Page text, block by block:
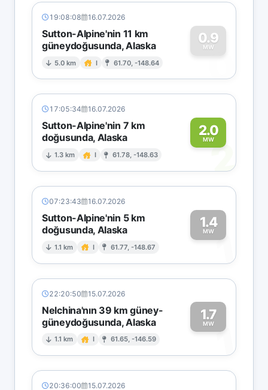
19:08:08 16.07.2026
Sutton-Alpine'nin 11 km
güneydoğusunda, Alaska
5.0 km I 61.70, -148.64
0.9
MW
0
17:05:34 16.07.2026
Sutton-Alpine'nin 7 km
doğusunda, Alaska
1.3 km I 61.78, -148.63
2.0
MW2
07:23:43 16.07.2026
Sutton-Alpine'nin 5 km
doğusunda, Alaska
1.1 km I 61.77, -148.67
1.4
MW1
22:20:50 15.07.2026
Nelchina'nın 39 km güney-
güneydoğusunda, Alaska
1.1 km I 61.65, -146.59
1.7
MW1
20:36:00 15.07.2026